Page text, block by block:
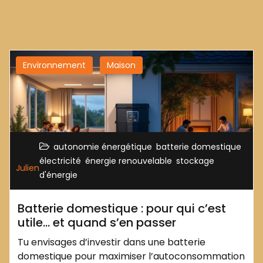
Environnement Maison
Julien
autonomie énergétique batterie domestique
électricité énergie renouvelable stockage
d'énergie
Batterie domestique : pour qui c’est
utile… et quand s’en passer
Tu envisages d’investir dans une batterie
domestique pour maximiser l’autoconsommation